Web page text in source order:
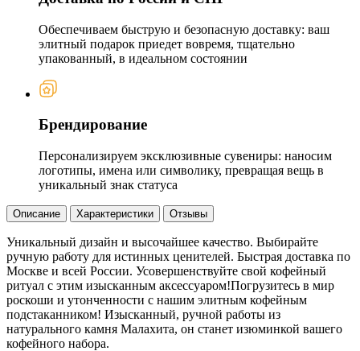
Обеспечиваем быструю и безопасную доставку: ваш
элитный подарок приедет вовремя, тщательно
упакованный, в идеальном состоянии
Брендирование
Персонализируем эксклюзивные сувениры: наносим
логотипы, имена или символику, превращая вещь в
уникальный знак статуса
Описание Характеристики Отзывы
Уникальный дизайн и высочайшее качество. Выбирайте
ручную работу для истинных ценителей. Быстрая доставка по
Москве и всей России. Усовершенствуйте свой кофейный
ритуал с этим изысканным аксессуаром!Погрузитесь в мир
роскоши и утонченности с нашим элитным кофейным
подстаканником! Изысканный, ручной работы из
натурального камня Малахита, он станет изюминкой вашего
кофейного набора.